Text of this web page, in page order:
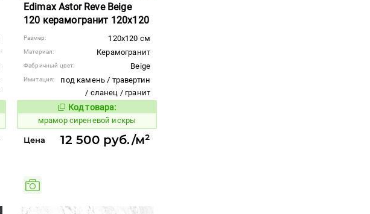
Edimax Astor Reve Beige
120 керамогранит 120x120
Размер: 120x120 см
Материал: Керамогранит
Фабричный цвет: Beige
Имитация:
под камень / травертин
/ сланец / гранит
Код товара:
1073284Код товара:
мрамор сиреневой искры
Цена 12 500 руб./м²